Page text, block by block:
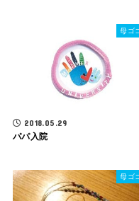
母ゴ
2018.05.29
パパ入院
母ゴ